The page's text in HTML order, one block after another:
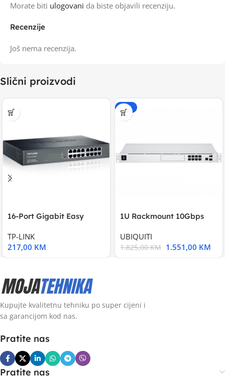
Recenzije
Još nema recenzija.
Morate biti ulogovani da biste objavili recenziju.
Slični proizvodi
16-Port Gigabit Easy
TP-LINK
217,00 KM
-15%
1U Rackmount 10Gbps
UBIQUITI
1.825,00KM 1.551,00 KM
Kupujte kvalitetnu tehniku po super cijeni i
sa garancijom kod nas.
Pratite nas
Pratite nas